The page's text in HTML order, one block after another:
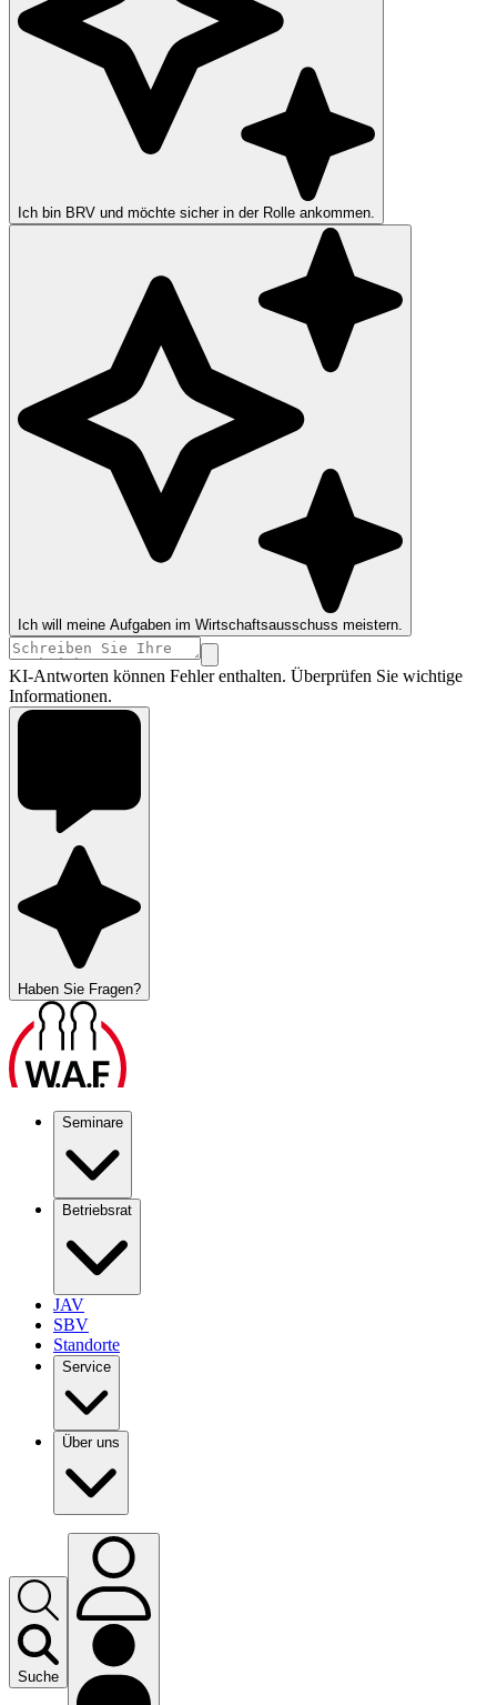
Ich bin BRV und möchte sicher in der Rolle ankommen.
Ich will meine Aufgaben im Wirtschaftsausschuss meistern.
KI-Antworten können Fehler enthalten. Überprüfen Sie wichtige
Informationen.
Haben Sie Fragen?
Seminare
Betriebsrat
JAV
SBV
Standorte
Service
Über uns
Suche